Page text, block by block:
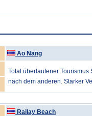
Ao Nang
Total überlaufener Tourismus
nach dem anderen. Starker
Railay Beach